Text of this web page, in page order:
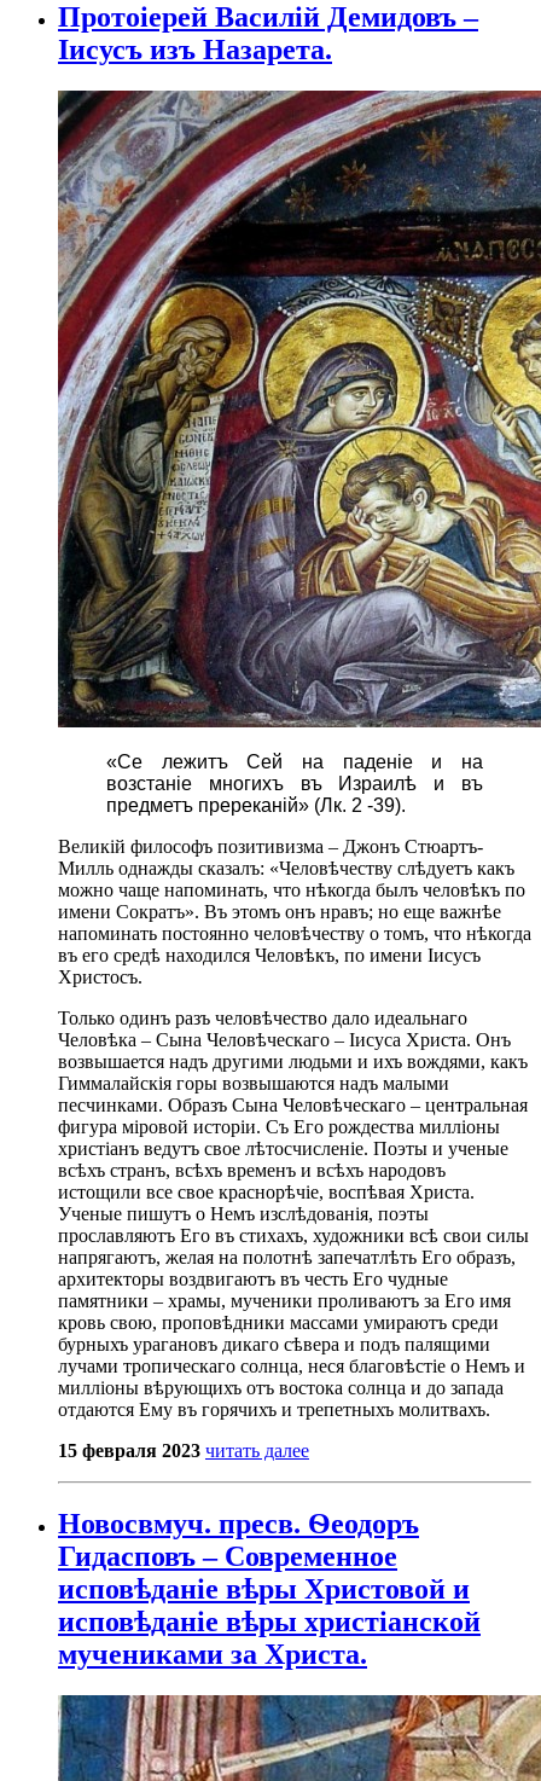
Протоіерей Василій Демидовъ –
Іисусъ изъ Назарета.
«Се лежитъ Сей на паденіе и на
возстаніе многихъ въ Израилѣ и въ
предметъ пререканій» (Лк. 2 -39).
Великій философъ позитивизма – Джонъ Стюартъ-
Милль однажды сказалъ: «Человѣчеству слѣдуетъ какъ
можно чаще напоминать, что нѣкогда былъ человѣкъ по
имени Сократъ». Въ этомъ онъ нравъ; но еще важнѣе
напоминать постоянно человѣчеству о томъ, что нѣкогда
въ его средѣ находился Человѣкъ, по имени Іисусъ
Христосъ.
Только одинъ разъ человѣчество дало идеальнаго
Человѣка – Сына Человѣческаго – Іисуса Христа. Онъ
возвышается надъ другими людьми и ихъ вождями, какъ
Гиммалайскія горы возвышаются надъ малыми
песчинками. Образъ Сына Человѣческаго – центральная
фигура міровой исторіи. Съ Его рождества милліоны
христіанъ ведутъ свое лѣтосчисленіе. Поэты и ученые
всѣхъ странъ, всѣхъ временъ и всѣхъ народовъ
истощили все свое краснорѣчіе, воспѣвая Христа.
Ученые пишутъ о Немъ изслѣдованія, поэты
прославляютъ Его въ стихахъ, художники всѣ свои силы
напрягаютъ, желая на полотнѣ запечатлѣть Его образъ,
архитекторы воздвигаютъ въ честь Его чудные
памятники – храмы, мученики проливаютъ за Его имя
кровь свою, проповѣдники массами умираютъ среди
бурныхъ урагановъ дикаго сѣвера и подъ палящими
лучами тропическаго солнца, неся благовѣстіе о Немъ и
милліоны вѣрующихъ отъ востока солнца и до запада
отдаются Ему въ горячихъ и трепетныхъ молитвахъ.
15 февраля 2023 читать далее
Новосвмуч. пресв. Ѳеодоръ
Гидасповъ – Современное
исповѣданіе вѣры Христовой и
исповѣданіе вѣры христіанской
мучениками за Христа.